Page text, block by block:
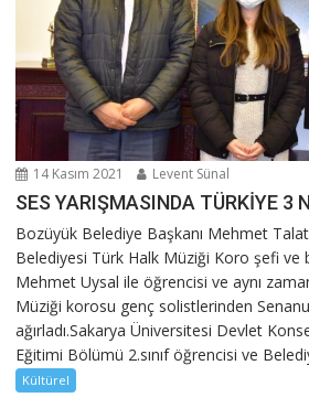
14 Kasım 2021 Levent Sünal
SES YARIŞMASINDA TÜRKİYE 3
Bozüyük Belediye Başkanı Mehmet
Belediyesi Türk Halk Müziği Koro şefi ve
Mehmet Uysal ile öğrencisi ve aynı
Müziği korosu genç solistlerinden
ağırladı.Sakarya Üniversitesi Devlet
Eğitimi Bölümü 2.sınıf öğrencisi ve
Kültürel